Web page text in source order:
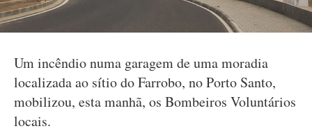
Um incêndio numa garagem de uma moradia
localizada ao sítio do Farrobo, no Porto Santo,
mobilizou, esta manhã, os Bombeiros Voluntários
locais.